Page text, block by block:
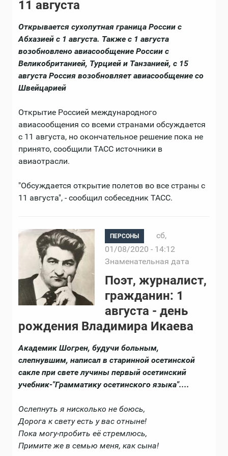
11 августа
Открывается сухопутная граница России с
Абхазией с 1 августа. Также с 1 августа
возобновлено авиасообщение России с
Великобританией, Турцией и Танзанией, с 15
августа Россия возобновляет авиасообщение со
Швейцарией
Открытие Россией международного
авиасообщения со всеми странами обсуждается
с 11 августа, но окончательное решение пока не
принято, сообщили ТАСС источники в
авиаотрасли.
"Обсуждается открытие полетов во все страны с
11 августа", - сообщил собеседник ТАСС.
ПЕРСОНЫ
сб,
01/08/2020 - 14:12
Знаменательная дата
Поэт, журналист,
гражданин: 1
августа - день
рождения Владимира Икаева
Академик Шогрен, будучи больным,
слепнувшим, написал в старинной осетинской
сакле при свете лучины первый осетинский
учебник-"Грамматику осетинского языка"....
Ослепнуть я нисколько не боюсь,
Дорога к свету есть у вас отныне!
Пока могу-пробить её стремлюсь,
Примите же в семью меня, как сына!